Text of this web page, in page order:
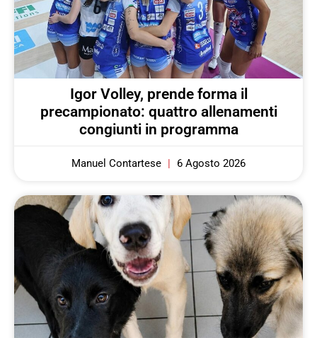
Igor Volley, prende forma il
precampionato: quattro allenamenti
congiunti in programma
Manuel Contartese 6 Agosto 2026